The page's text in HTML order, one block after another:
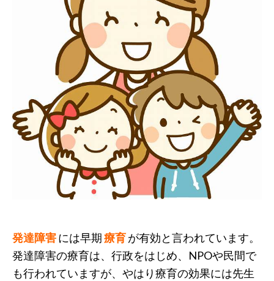
発達障害には早期療育が有効と言われています。
発達障害の療育は、行政をはじめ、NPOや民間で
も行われていますが、やはり療育の効果には先生